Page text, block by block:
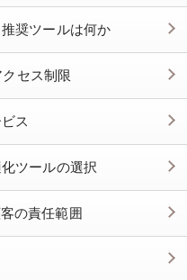
奨ツールは何か
セス制限
ス
ツールの選択
の責任範囲